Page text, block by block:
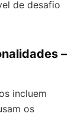
de desafio
–
incluem
os